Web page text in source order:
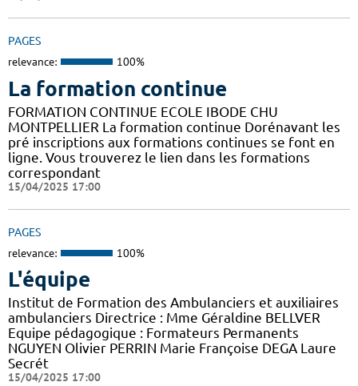
PAGES
relevance: 100%
La formation continue
FORMATION CONTINUE ECOLE IBODE CHU
MONTPELLIER La formation continue Dorénavant les
pré inscriptions aux formations continues se font en
ligne. Vous trouverez le lien dans les formations
correspondant
15/04/2025 17:00
PAGES
relevance: 100%
L'équipe
Institut de Formation des Ambulanciers et auxiliaires
ambulanciers Directrice : Mme Géraldine BELLVER
Equipe pédagogique : Formateurs Permanents
NGUYEN Olivier PERRIN Marie Françoise DEGA Laure
Secrét
15/04/2025 17:00